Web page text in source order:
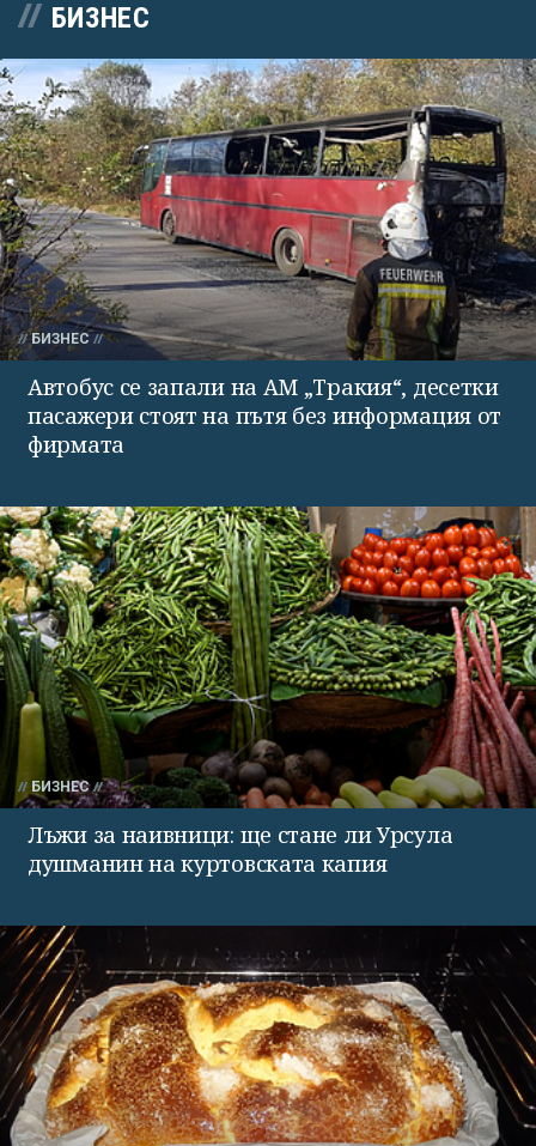
БИЗНЕС
БИЗНЕС
Автобус се запали на АМ „Тракия“, десетки
пасажери стоят на пътя без информация от
фирмата
БИЗНЕС
Лъжи за наивници: ще стане ли Урсула
душманин на куртовската капия